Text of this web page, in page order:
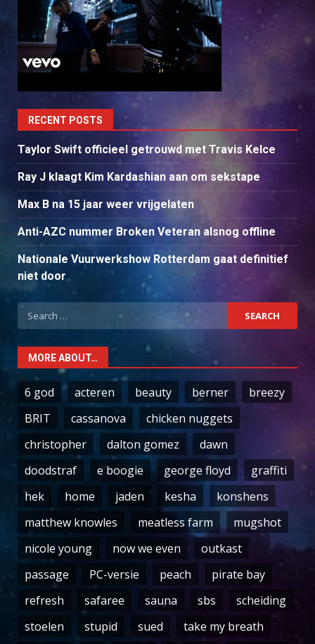
RECENT POSTS
Taylor Swift officieel getrouwd met Travis Kelce
Ray J klaagt Kim Kardashian aan om sekstape
Max B na 15 jaar weer vrijgelaten
Anti-AZC nummer Broken Veteran alsnog offline
Nationale Vuurwerkshow Rotterdam gaat definitief
niet door
Search
for:
MORE ABOUT…
6 god acteren beauty berner
breezy
BRIT
cassanova
chicken nuggets
christopher
dalton gomez
dawn
doodstraf
e boogie george floyd
graffiti
hek
home jaden kesha
konshens
matthew knowles
meatless farm
mugshot
nicole young
now we even
outkast
passage
PC-versie peach
pirate bay
refresh
safaree sauna sbs
scheiding
stoelen
stupid sued take my breath